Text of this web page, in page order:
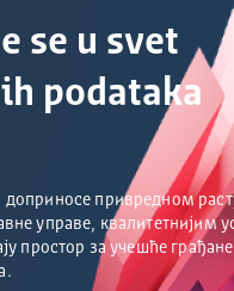
se u svet
podataka
привредном
управе, квалитетнијим
простор за учешће